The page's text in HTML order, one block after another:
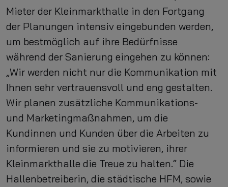
Mieter der Kleinmarkthalle in den Fortgang
der Planungen intensiv eingebunden werden,
um bestmöglich auf ihre Bedürfnisse
während der Sanierung eingehen zu können:
„Wir werden nicht nur die Kommunikation mit
Ihnen sehr vertrauensvoll und eng gestalten.
Wir planen zusätzliche Kommunikations-
und Marketingmaßnahmen, um die
Kundinnen und Kunden über die Arbeiten zu
informieren und sie zu motivieren, ihrer
Kleinmarkthalle die Treue zu halten.“ Die
Hallenbetreiberin, die städtische HFM, sowie